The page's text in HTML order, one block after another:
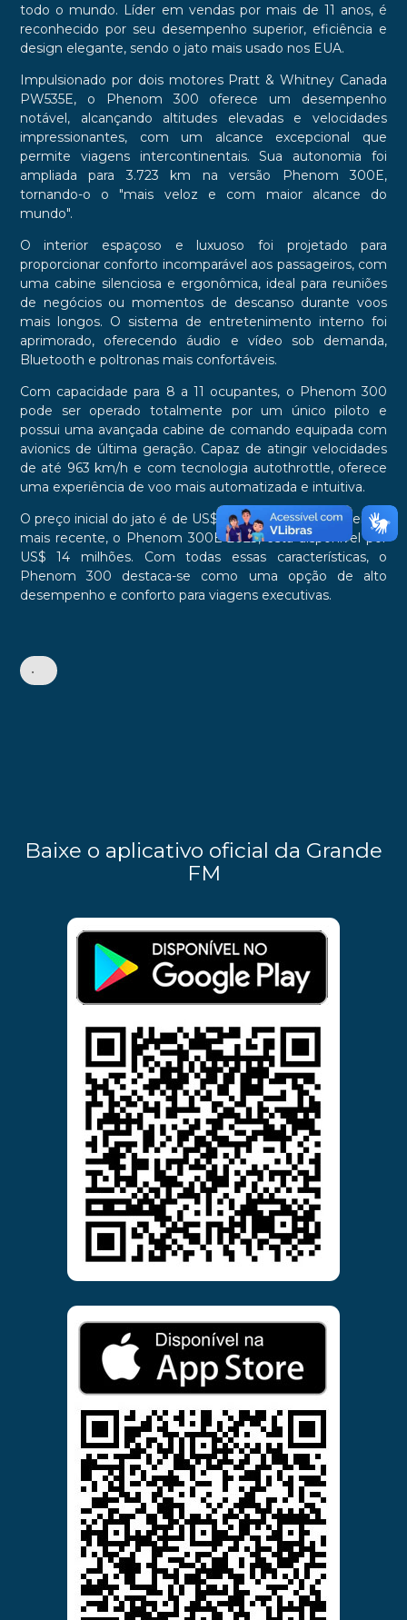
todo o mundo. Líder em vendas por mais de 11 anos, é
reconhecido por seu desempenho superior, eficiência e
design elegante, sendo o jato mais usado nos EUA.
Impulsionado por dois motores Pratt & Whitney Canada
PW535E, o Phenom 300 oferece um desempenho
notável, alcançando altitudes elevadas e velocidades
impressionantes, com um alcance excepcional que
permite viagens intercontinentais. Sua autonomia foi
ampliada para 3.723 km na versão Phenom 300E,
tornando-o o "mais veloz e com maior alcance do
mundo".
O interior espaçoso e luxuoso foi projetado para
proporcionar conforto incomparável aos passageiros, com
uma cabine silenciosa e ergonômica, ideal para reuniões
de negócios ou momentos de descanso durante voos
mais longos. O sistema de entretenimento interno foi
aprimorado, oferecendo áudio e vídeo sob demanda,
Bluetooth e poltronas mais confortáveis.
Com capacidade para 8 a 11 ocupantes, o Phenom 300
pode ser operado totalmente por um único piloto e
possui uma avançada cabine de comando equipada com
avionics de última geração. Capaz de atingir velocidades
de até 963 km/h e com tecnologia autothrottle, oferece
uma experiência de voo mais automatizada e intuitiva.
O preço inicial do jato é de US$ 12,5 milhões, mas a versão
mais recente, o Phenom 300E 2023, está disponível por
US$ 14 milhões. Com todas essas características, o
Phenom 300 destaca-se como uma opção de alto
desempenho e conforto para viagens executivas.
•
Baixe o aplicativo oficial da Grande
FM